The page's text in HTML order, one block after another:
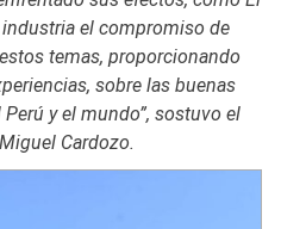
el compromiso de
temas, proporcionando
sobre las buenas
y el mundo”, sostuvo el
Cardozo.